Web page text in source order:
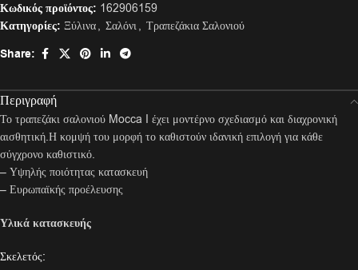
Κωδικός προϊόντος: 162906159
Κατηγορίες: Ξύλινα, Σαλόνι, Τραπεζάκια Σαλονιού
Share:
Περιγραφή
Το τραπεζάκι σαλονιού Mocca I έχει μοντέρνο σχεδιασμό και διαχρονική
αισθητική.Η κομψή του μορφή το καθιστούν ιδανική επιλογή για κάθε
σύγχρονο καθιστικό.
– Υψηλής ποιότητας κατασκευή
– Ευρωπαϊκής προέλευσης
Υλικά κατασκευής
Σκελετός: